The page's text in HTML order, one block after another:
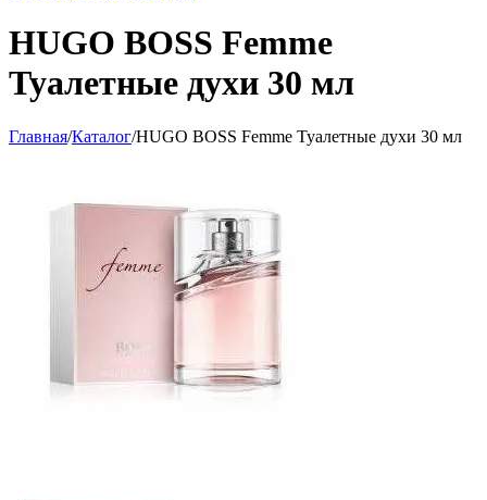
HUGO BOSS Femme
Туалетные духи 30 мл
Главная/Каталог/HUGO BOSS Femme Туалетные духи 30 мл